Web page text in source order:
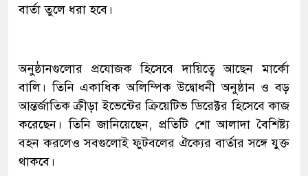
বার্তা তুলে ধরা হবে।
অনুষ্ঠানগুলোর প্রযোজক হিসেবে দায়িত্বে আছেন মার্কো
বালি। তিনি একাধিক অলিম্পিক উদ্বোধনী অনুষ্ঠান ও বড়
আন্তর্জাতিক ক্রীড়া ইভেন্টের ক্রিয়েটিভ ডিরেক্টর হিসেবে কাজ
করেছেন। তিনি জানিয়েছেন, প্রতিটি শো আলাদা বৈশিষ্ট্য
বহন করলেও সবগুলোই ফুটবলের ঐক্যের বার্তার সঙ্গে যুক্ত
থাকবে।